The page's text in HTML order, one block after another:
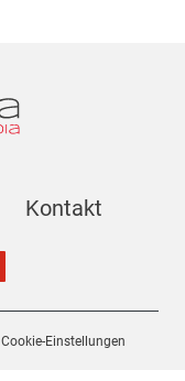
Kontakt
Cookie-Einstellungen